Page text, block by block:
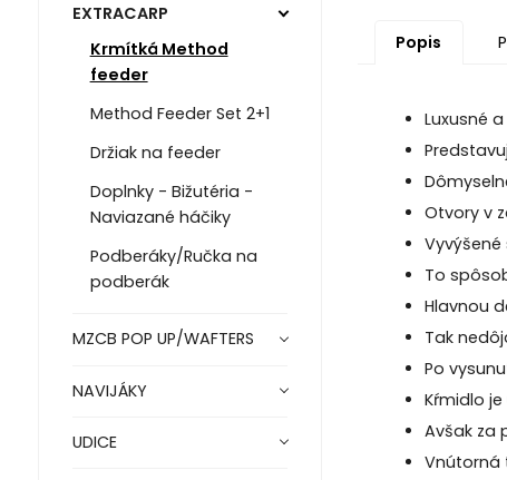
EXTRACARP
Krmítká Method
feeder
Method Feeder Set 2+1
Držiak na feeder
Doplnky - Bižutéria -
Naviazané háčiky
Podberáky/Ručka na
podberák
MZCB POP UP/WAFTERS
NAVIJÁKY
UDICE
Popis
Luxusné
Otvory v
To
Hlavnou
Tak
Po
Kŕmidlo
Avšak za
Vnútorná